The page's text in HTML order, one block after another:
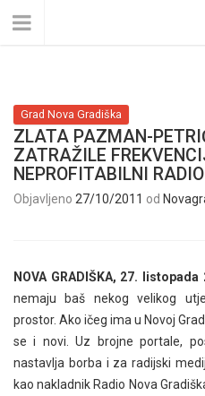
Grad Nova Gradiška
ZLATA PAZMAN-
ZATRAŽILE
NEPROFITABILNI RADIO
Objavljeno 27/10/2011 od
NOVA GRADIŠKA, 27. listopada
nemaju baš nekog velikog
prostor. Ako ičeg ima u Novoj
se i novi. Uz brojne portale,
nastavlja borba i za radijski
kao nakladnik Radio Nova